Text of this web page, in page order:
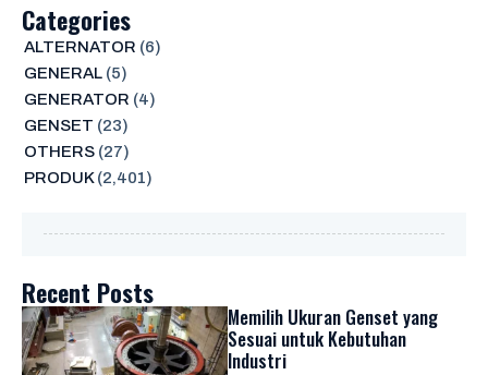
Categories
ALTERNATOR (6)
GENERAL(5)
GENERATOR (4)
GENSET (23)
OTHERS(27)
PRODUK(2,401)
Recent Posts
Memilih Ukuran Genset yang
Sesuai untuk Kebutuhan
Industri